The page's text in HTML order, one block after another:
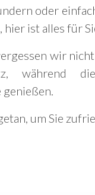
oder
hier ist alles für
wir
während
um Sie